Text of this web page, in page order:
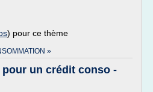
) pour ce thème
»
pour un crédit conso -